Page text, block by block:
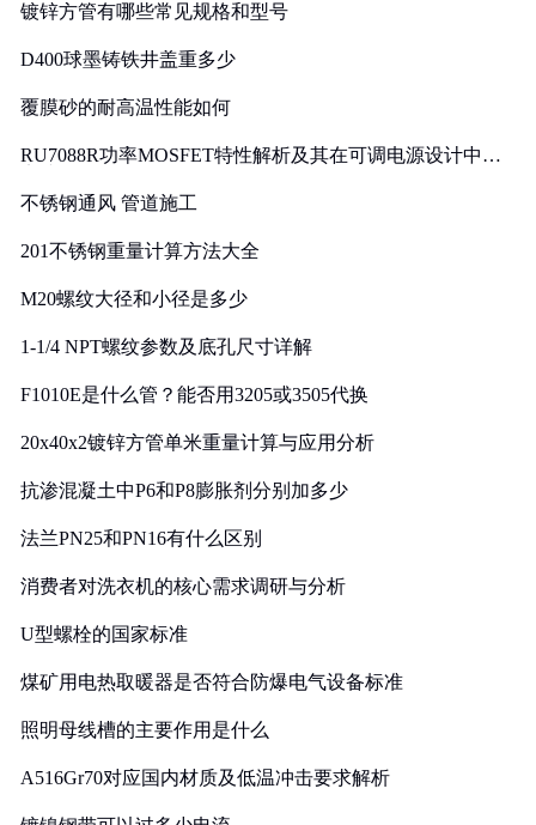
镀锌方管有哪些常见规格和型号
D400球墨铸铁井盖重多少
覆膜砂的耐高温性能如何
RU7088R功率MOSFET特性解析及其在可调电源设计中的
不锈钢通风 管道施工
201不锈钢重量计算方法大全
M20螺纹大径和小径是多少
1-1/4 NPT螺纹参数及底孔尺寸详解
F1010E是什么管？能否用3205或3505代换
20x40x2镀锌方管单米重量计算与应用分析
抗渗混凝土中P6和P8膨胀剂分别加多少
法兰PN25和PN16有什么区别
消费者对洗衣机的核心需求调研与分析
U型螺栓的国家标准
煤矿用电热取暖器是否符合防爆电气设备标准
照明母线槽的主要作用是什么
A516Gr70对应国内材质及低温冲击要求解析